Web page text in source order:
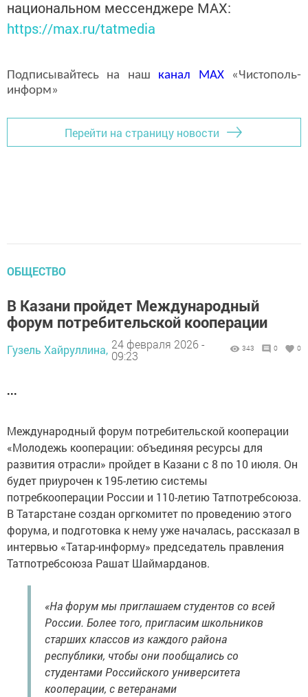
национальном мессенджере MАХ:
https://max.ru/tatmedia
Подписывайтесь на наш канал MAX«Чистополь-
информ»
Перейти на страницу новости
ОБЩЕСТВО
В Казани пройдет Международный
форум потребительской кооперации
Гузель Хайруллина, 24 февраля 2026 -
09:23
343 0 0
...
Международный форум потребительской кооперации
«Молодежь кооперации: объединяя ресурсы для
развития отрасли» пройдет в Казани с 8 по 10 июля. Он
будет приурочен к 195-летию системы
потребкооперации России и 110-летию Татпотребсоюза.
В Татарстане создан оргкомитет по проведению этого
форума, и подготовка к нему уже началась, рассказал в
интервью «Татар-информу» председатель правления
Татпотребсоюза Рашат Шаймарданов.
«На форум мы приглашаем студентов со всей
России. Более того, пригласим школьников
старших классов из каждого района
республики, чтобы они пообщались со
студентами Российского университета
кооперации, с ветеранами